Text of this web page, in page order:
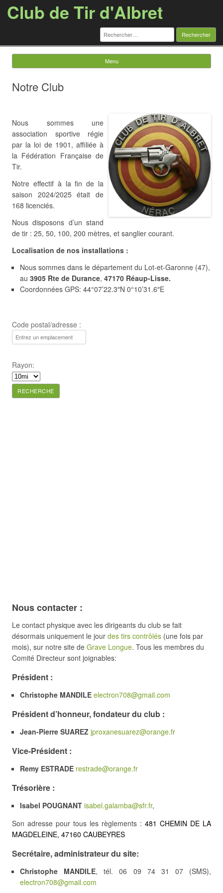
Club de Tir d'Albret
Rechercher :
Menu
Notre Club
Nous sommes une
association sportive régie
par la loi de 1901, affiliée à
la Fédération Française de
Tir.
Notre effectif à la fin de la
saison 2024/2025 était de
168 licenciés.
Nous disposons d’un stand
de tir : 25, 50, 100, 200 mètres, et sanglier courant.
Localisation de nos installations :
Nous sommes dans le département du Lot-et-Garonne (47),
au 3905 Rte de Durance, 47170 Réaup-Lisse.
Coordonnées GPS: 44°07’22.3″N 0°10’31.6″E
Code postal/adresse :
Rayon:
Nous contacter :
Le contact physique avec les dirigeants du club se fait
désormais uniquement le jour des tirs contrôlés (une fois par
mois), sur notre site de Grave Longue. Tous les membres du
Comité Directeur sont joignables:
Président :
Christophe MANDILE electron708@gmail.com
Président d’honneur, fondateur du club :
Jean-Pierre SUAREZ jproxanesuarez@orange.fr
Vice-Président :
Remy ESTRADE restrade@orange.fr
Trésorière :
Isabel POUGNANT isabel.galamba@sfr.fr,
Son adresse pour tous les règlements : 481 CHEMIN DE LA
MAGDELEINE, 47160 CAUBEYRES
Secrétaire, administrateur du site:
Christophe MANDILE, tél. 06 09 74 31 07 (SMS),
electron708@gmail.com